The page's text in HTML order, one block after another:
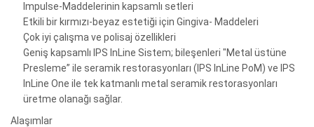
Impulse-Maddelerinin kapsamlı setleri
Etkili bir kırmızı-beyaz estetiği için Gingiva- Maddeleri
Çok iyi çalışma ve polisaj özellikleri
Geniş kapsamlı IPS InLine Sistem; bileşenleri "Metal üstüne
Presleme” ile seramik restorasyonları (IPS InLine PoM) ve IPS
InLine One ile tek katmanlı metal seramik restorasyonları
üretme olanağı sağlar.
Alaşımlar